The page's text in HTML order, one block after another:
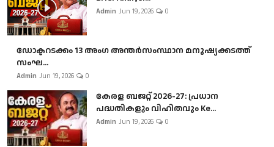
Admin Jun 19, 2026 0
ഡോക്ടറടക്കം 13 അംഗ അന്തർസംസ്ഥാന മനുഷ്യക്കടത്ത്
സംഘ...
Admin Jun 19, 2026 0
കേരള ബജറ്റ് 2026-27: പ്രധാന
പദ്ധതികളും വിഹിതവും Ke...
Admin Jun 19, 2026 0